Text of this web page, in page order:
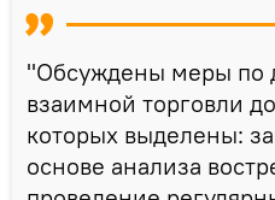
"Обсуждены меры по
взаимной торговли
которых выделены:
основе анализа